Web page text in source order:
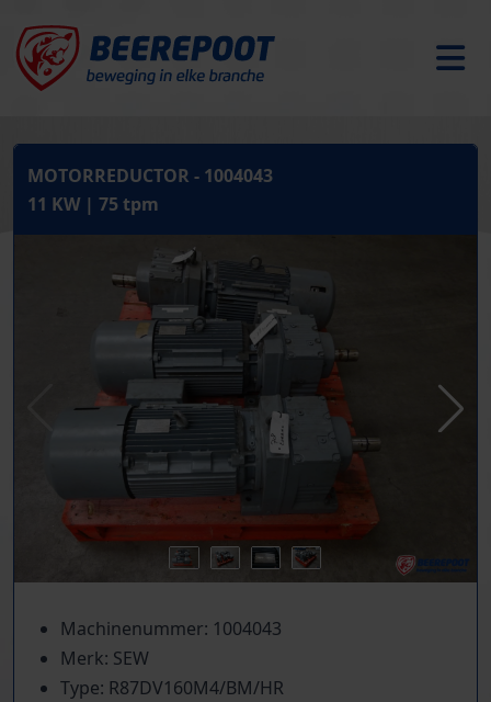
MOTORREDUCTOR - 1004043
11 KW | 75 tpm
Machinenummer: 1004043
Merk: SEW
Type: R87DV160M4/BM/HR